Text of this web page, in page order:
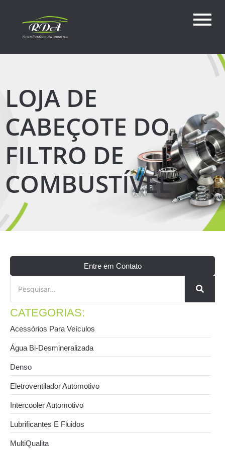
LOJA DE
CABEÇOTE DO
FILTRO DE
COMBUSTÍVEL
Entre em Contato
CATEGORIAS:
Acessórios Para Veículos
Água Bi-Desmineralizada
Denso
Eletroventilador Automotivo
Intercooler Automotivo
Lubrificantes E Fluidos
MultiQualita